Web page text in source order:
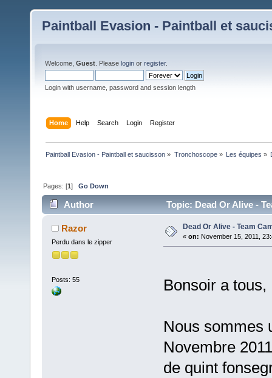
Paintball Evasion - Paintball et
Welcome, Guest . Please login or register.
Login with username, password and session length
Home Help Search Login Register
Paintball Evasion - Paintball et saucisson » Tronchoscope» Les équipes »
Pages: [1]Go Down
Author Topic: Dead Or Alive -
Razor
Perdu dans le zipper
Posts: 55
Dead Or Alive - Team
« on: November 15, 2011,
Bonsoir a tous,
Nous sommes
Novembre
de quint